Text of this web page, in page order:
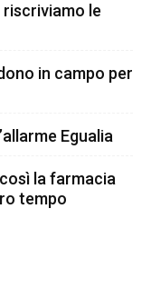
riscriviamo le
in campo per
Egualia
la farmacia
tempo